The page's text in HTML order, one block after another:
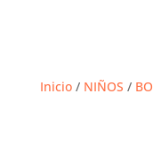
Inicio/ NIÑOS /